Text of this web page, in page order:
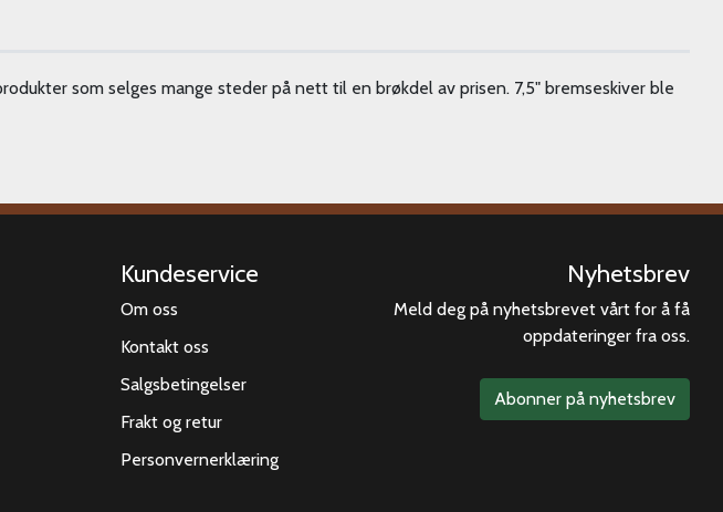
som selges mange steder på nett til en brøkdel av prisen. 7,5" bremseskiver ble
Kundeservice
Om oss
Kontakt oss
Salgsbetingelser
Frakt og retur
Personvernerklæring
Nyhetsbrev
Meld deg på nyhetsbrevet vårt for å få
oppdateringer fra oss.
Abonner på nyhetsbrev